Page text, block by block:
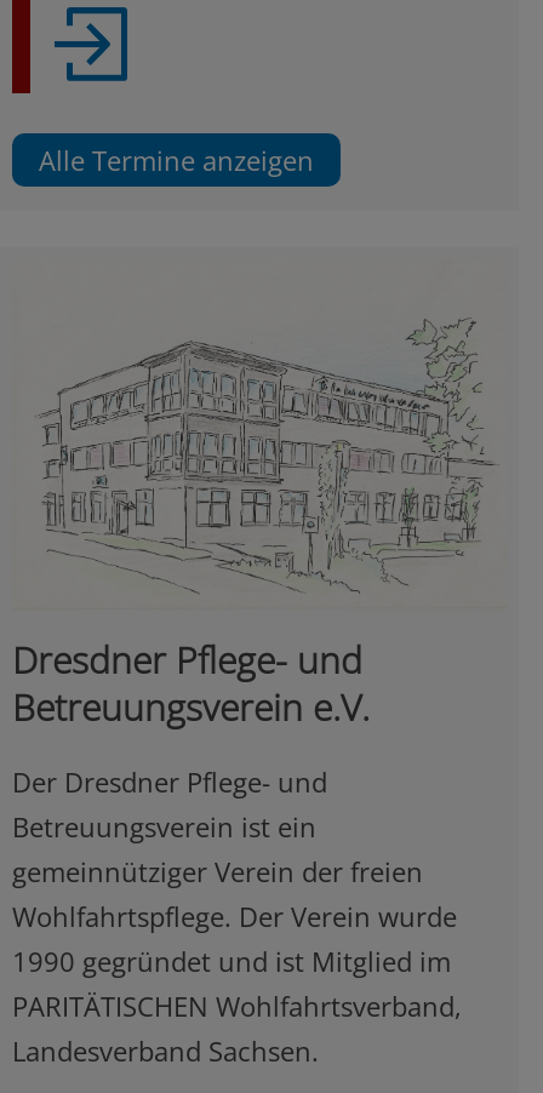
Alle Termine anzeigen
Dresdner Pflege- und
Betreuungsverein e.V.
Der Dresdner Pflege- und
Betreuungsverein ist ein
gemeinnütziger Verein der freien
Wohlfahrtspflege. Der Verein wurde
1990 gegründet und ist Mitglied im
PARITÄTISCHEN Wohlfahrtsverband,
Landesverband Sachsen.